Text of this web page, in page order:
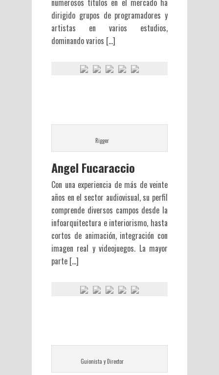
dirigido grupos de programadores y
artistas en varios estudios,
dominando varios […]
Rigger
Angel Fucaraccio
Con una experiencia de más de veinte
años en el sector audiovisual, su perfil
comprende diversos campos desde la
infoarquitectura e interiorismo, hasta
cortos de animación, integración con
imagen real y videojuegos. La mayor
parte […]
Guionista y Director